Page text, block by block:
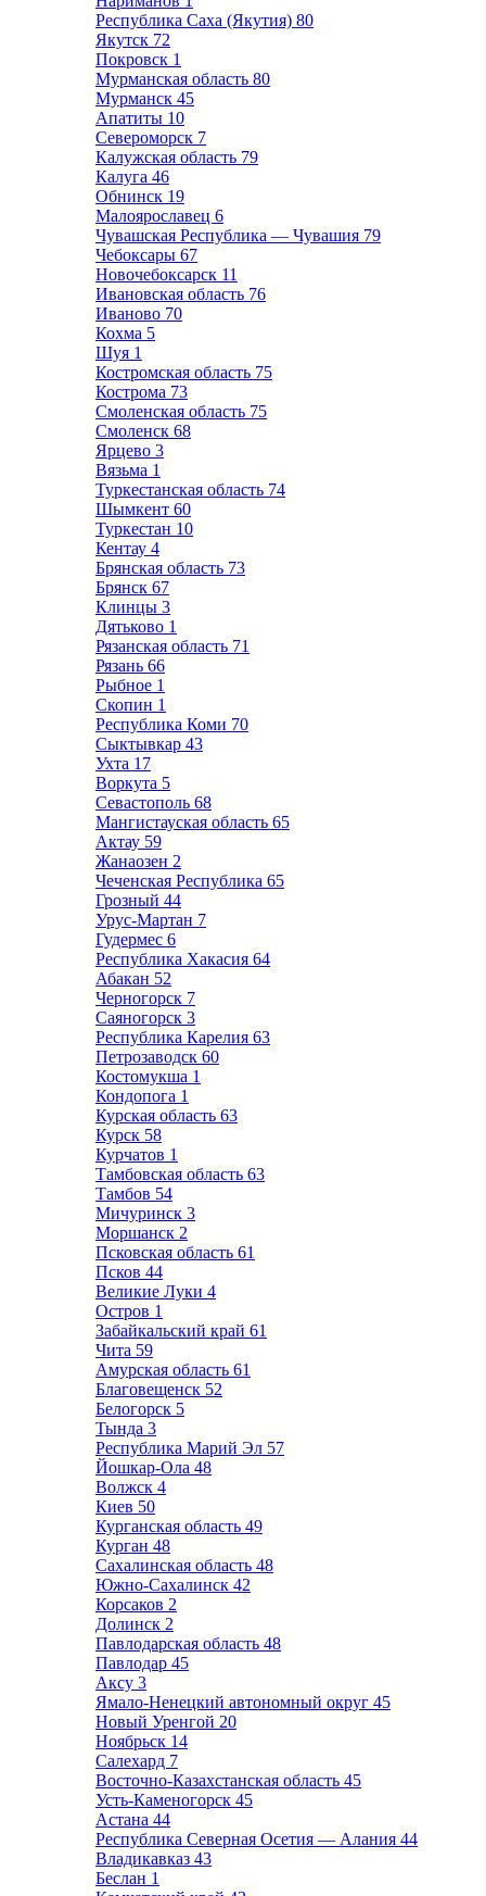
Республика Саха (Якутия) 80
Якутск 72
Покровск 1
Мурманская область 80
Мурманск 45
Апатиты 10
Североморск 7
Калужская область 79
Калуга 46
Обнинск 19
Малоярославец 6
Чувашская Республика — Чувашия 79
Чебоксары 67
Новочебоксарск 11
Ивановская область 76
Иваново 70
Кохма 5
Шуя 1
Костромская область 75
Кострома 73
Смоленская область 75
Смоленск 68
Ярцево 3
Вязьма 1
Туркестанская область 74
Шымкент 60
Туркестан 10
Кентау 4
Брянская область 73
Брянск 67
Клинцы 3
Дятьково 1
Рязанская область 71
Рязань 66
Рыбное 1
Скопин 1
Республика Коми 70
Сыктывкар 43
Ухта 17
Воркута 5
Севастополь 68
Мангистауская область 65
Актау 59
Жанаозен 2
Чеченская Республика 65
Грозный 44
Урус-Мартан 7
Гудермес 6
Республика Хакасия 64
Абакан 52
Черногорск 7
Саяногорск 3
Республика Карелия 63
Петрозаводск 60
Костомукша 1
Кондопога 1
Курская область 63
Курск 58
Курчатов 1
Тамбовская область 63
Тамбов 54
Мичуринск 3
Моршанск 2
Псковская область 61
Псков 44
Великие Луки 4
Остров 1
Забайкальский край 61
Чита 59
Амурская область 61
Благовещенск 52
Белогорск 5
Тында 3
Республика Марий Эл 57
Йошкар-Ола 48
Волжск 4
Киев 50
Курганская область 49
Курган 48
Сахалинская область 48
Южно-Сахалинск 42
Корсаков 2
Долинск 2
Павлодарская область 48
Павлодар 45
Аксу 3
Ямало-Ненецкий автономный округ 45
Новый Уренгой 20
Ноябрьск 14
Салехард 7
Восточно-Казахстанская область 45
Усть-Каменогорск 45
Астана 44
Республика Северная Осетия — Алания 44
Владикавказ 43
Беслан 1